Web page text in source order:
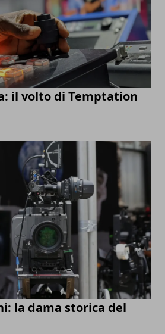
il volto di Temptation
la dama storica del